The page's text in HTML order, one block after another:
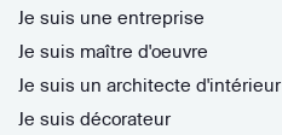
Je suis une entreprise
Je suis maître d'oeuvre
Je suis un architecte d'intérieur
Je suis décorateur